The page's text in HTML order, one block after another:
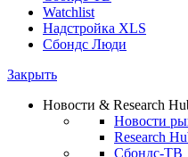
Best bid/ask
Золото
Крипто new
Watchlist
Сбондс Люди